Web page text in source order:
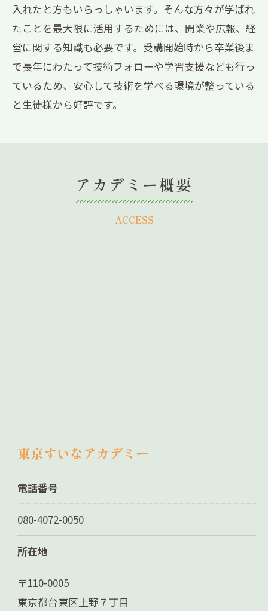
入れたと方もいらっしゃいます。そんな方々が学ばれ
たことを最大限に活用するためには、開業や広報、経
営に関する知識も必要です。受講開始時から卒業後ま
で長年にわたって技術フォローや学習支援なども行っ
ているため、安心して技術を学べる環境が整っている
と生徒様から好評です。
アカデミー概要
ACCESS
東京すいなアカデミー
電話番号
080-4072-0050
所在地
〒110-0005
東京都台東区上野７丁目